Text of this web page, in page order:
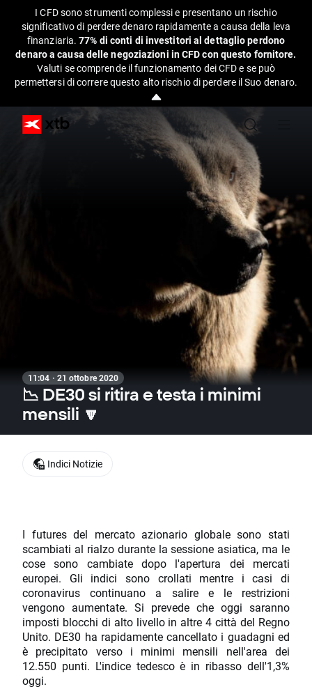
I CFD sono strumenti complessi e presentano un rischio
significativo di perdere denaro rapidamente a causa della leva
finanziaria.77% di conti di investitori al dettaglio perdono
denaro a causa delle negoziazioni in CFD con questo fornitore.
Valuti se comprende il funzionamento dei CFD e se può
permettersi di correre questo alto rischio di perdere il Suo denaro.
11:04 · 21 ottobre 2020
📉 DE30 si ritira e testa i minimi
mensili 🔽
I futures del mercato azionario globale sono stati
scambiati al rialzo durante la sessione asiatica, ma le
cose sono cambiate dopo l'apertura dei mercati
europei. Gli indici sono crollati mentre i casi di
coronavirus continuano a salire e le restrizioni
vengono aumentate. Si prevede che oggi saranno
imposti blocchi di alto livello in altre 4 città del Regno
Unito. DE30 ha rapidamente cancellato i guadagni ed
è precipitato verso i minimi mensili nell'area dei
12.550 punti. L'indice tedesco è in ribasso dell'1,3%
oggi.
Indici Notizie